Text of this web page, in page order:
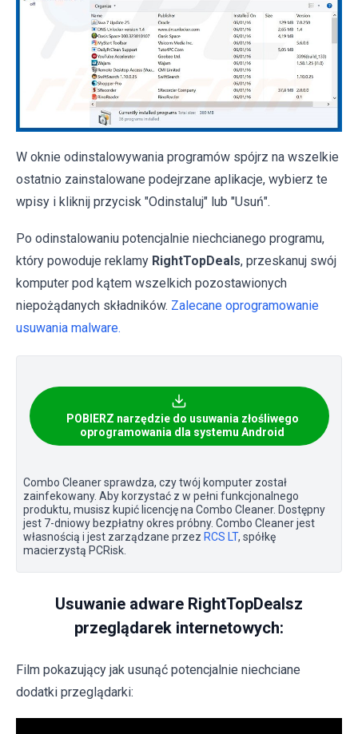
W oknie odinstalowywania programów spójrz na wszelkie
ostatnio zainstalowane podejrzane aplikacje, wybierz te
wpisy i kliknij przycisk "Odinstaluj" lub "Usuń".
Po odinstalowaniu potencjalnie niechcianego programu,
który powoduje reklamy RightTopDeals, przeskanuj swój
komputer pod kątem wszelkich pozostawionych
niepożądanych składników. Zalecane oprogramowanie
usuwania malware.
POBIERZ narzędzie do usuwania złośliwego
oprogramowania dla systemu Android
Combo Cleaner sprawdza, czy twój komputer został
zainfekowany. Aby korzystać z w pełni funkcjonalnego
produktu, musisz kupić licencję na Combo Cleaner. Dostępny
jest 7-dniowy bezpłatny okres próbny. Combo Cleaner jest
własnością i jest zarządzane przez RCS LT, spółkę
macierzystą PCRisk.
Usuwanie adware RightTopDealsz
przeglądarek internetowych:
Film pokazujący jak usunąć potencjalnie niechciane
dodatki przeglądarki: